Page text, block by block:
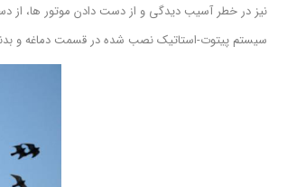
نیز در خطر آسیب دیدگی و از دست دادن موتور ها، از
سیستم پیتوت-استاتیک نصب شده در قسمت دماغه و